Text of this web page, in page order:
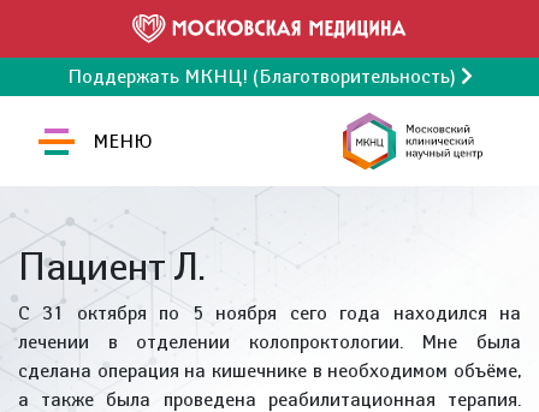
Поддержать МКНЦ! (Благотворительность)
МЕНЮ
Пациент Л.
С 31 октября по 5 ноября сего года находился на
лечении в отделении колопроктологии. Мне была
сделана операция на кишечнике в необходимом объёме,
а также была проведена реабилитационная терапия.